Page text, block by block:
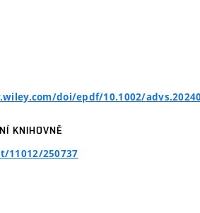
doi/epdf/10.1002/
KNIHOVNĚ
250737